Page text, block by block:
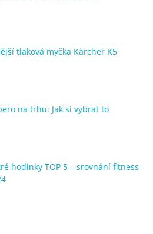
tlaková myčka Kärcher K5
na trhu: Jak si vybrat to
hodinky TOP 5 – srovnání fitness